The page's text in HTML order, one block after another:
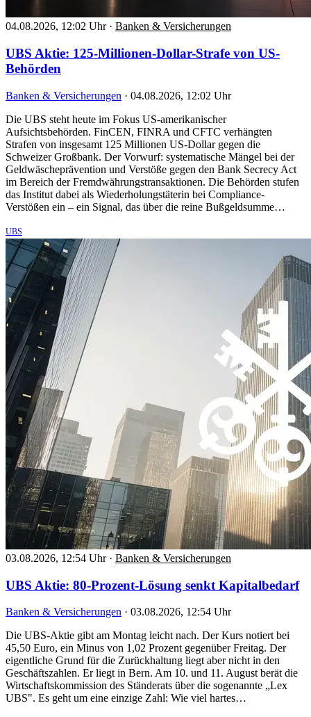
04.08.2026, 12:02 Uhr · Banken & Versicherungen
UBS Aktie: 125-Millionen-Dollar-Strafe von US-
Behörden
Banken & Versicherungen · 04.08.2026, 12:02 Uhr
Die UBS steht heute im Fokus US-amerikanischer
Aufsichtsbehörden. FinCEN, FINRA und CFTC verhängten
Strafen von insgesamt 125 Millionen US-Dollar gegen die
Schweizer Großbank. Der Vorwurf: systematische Mängel bei der
Geldwäscheprävention und Verstöße gegen den Bank Secrecy Act
im Bereich der Fremdwährungstransaktionen. Die Behörden stufen
das Institut dabei als Wiederholungstäterin bei Compliance-
Verstößen ein – ein Signal, das über die reine Bußgeldsumme…
UBS
03.08.2026, 12:54 Uhr · Banken & Versicherungen
UBS Aktie: 80-Prozent-Lösung senkt Kapitalbedarf
Banken & Versicherungen · 03.08.2026, 12:54 Uhr
Die UBS-Aktie gibt am Montag leicht nach. Der Kurs notiert bei
45,50 Euro, ein Minus von 1,02 Prozent gegenüber Freitag. Der
eigentliche Grund für die Zurückhaltung liegt aber nicht in den
Geschäftszahlen. Er liegt in Bern. Am 10. und 11. August berät die
Wirtschaftskommission des Ständerats über die sogenannte „Lex
UBS". Es geht um eine einzige Zahl: Wie viel hartes…